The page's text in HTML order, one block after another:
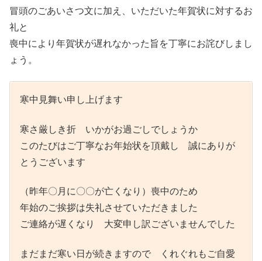
冒頭のごあいさつ文に加え、いただいた年賀状に対するお
礼と
喪中により年賀状が遅れなかった旨を丁寧にお詫びしまし
ょう。
寒中見舞い申し上げます
寒さ厳しき折 いかがお過ごしでしょうか
このたびはご丁寧なお年始状を頂戴し 誠にありが
とうございます
（昨年〇月に〇〇が亡くなり）喪中のため
年始のご挨拶は失礼させていただきました
ご連絡が遅くなり 大変申し訳ございませんでした
まだまだ寒い日が続きますので くれぐれもご自愛